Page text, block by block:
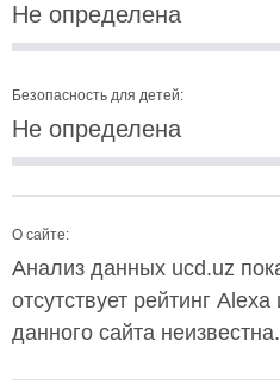
Не определена
Безопасность для детей:
Не определена
О сайте:
Анализ данных ucd.uz
отсутствует рейтинг
данного сайта неизвестна.